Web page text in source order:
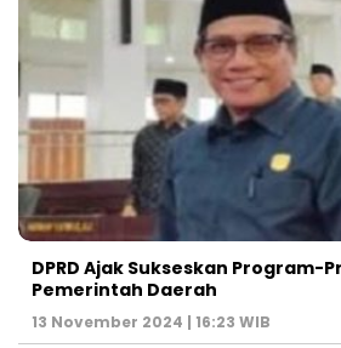
DPRD Ajak Sukseskan Program-
Pemerintah Daerah
13 November 2024 | 16:23 WIB